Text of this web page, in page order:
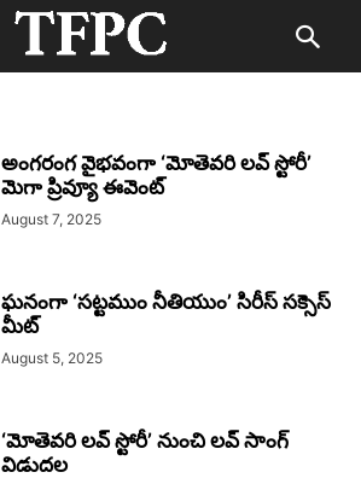
అంగరంగ వైభవంగా ‘మోతెవరి లవ్ స్టోరీ’
మెగా ప్రివ్యూ ఈవెంట్‌
August 7, 2025
ఘనంగా ‘సట్టముం నీతియుం’ సిరీస్‌ సక్సెస్
మీట్‌
August 5, 2025
‘మోతెవరి లవ్ స్టోరీ’ నుంచి ల‌వ్ సాంగ్
విడుద‌ల